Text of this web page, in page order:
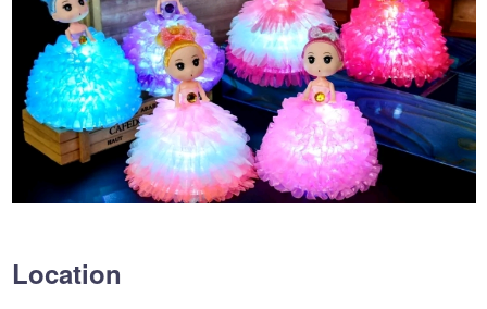
Location